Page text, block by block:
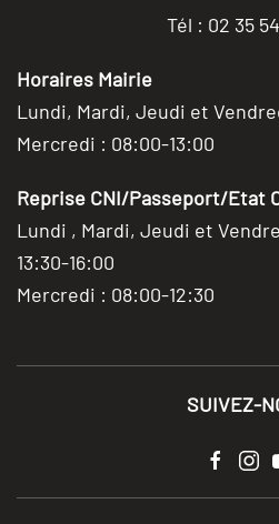
Tél : 02 35
Horaires Mairie
Lundi, Mardi, Jeudi et
Mercredi : 08:00-13:00
Reprise CNI/Passeport/Etat
Lundi , Mardi, Jeudi et
13:30-16:00
Mercredi : 08:00-12:30
SUIVEZ-